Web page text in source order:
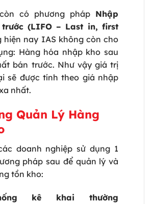
có phương pháp Nhập
(LIFO – Last in, first
hiện nay IAS không còn cho
Hàng hóa nhập kho sau
bán trước. Như vậy giá trị
sẽ được tính theo giá nhập
nhất.
Quản Lý Hàng
doanh nghiệp sử dụng 1
pháp sau để quản lý và
tồn kho:
kê khai thường